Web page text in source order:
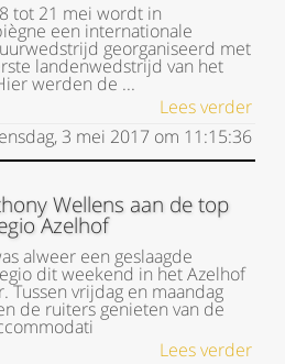
tot 21 mei wordt in
een internationale
georganiseerd met
landenwedstrijd van het
werden de ...
Lees verder
3 mei 2017 om 11:15:36
Wellens aan de top
Azelhof
alweer een geslaagde
dit weekend in het Azelhof
Tussen vrijdag en maandag
de ruiters genieten van de
Lees verder